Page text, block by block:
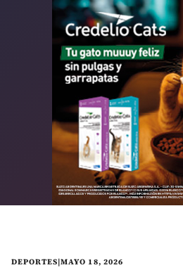
DEPORTES|MAYO 18, 2026